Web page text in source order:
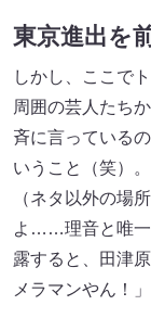
東京進出を
しかし、ここで
周囲の芸人たち
斉に言っている
いうこと（笑）
（ネタ以外の場
よ……理音と唯一
露すると、田津
メラマンやん！